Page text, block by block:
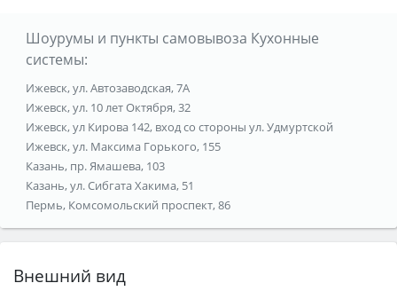
Шоурумы и пункты самовывоза Кухонные
системы:
Ижевск, ул. Автозаводская, 7А
Ижевск, ул. 10 лет Октября, 32
Ижевск, ул Кирова 142, вход со стороны ул. Удмуртской
Ижевск, ул. Максима Горького, 155
Казань, пр. Ямашева, 103
Казань, ул. Сибгата Хакима, 51
Пермь, Комсомольский проспект, 86
Внешний вид